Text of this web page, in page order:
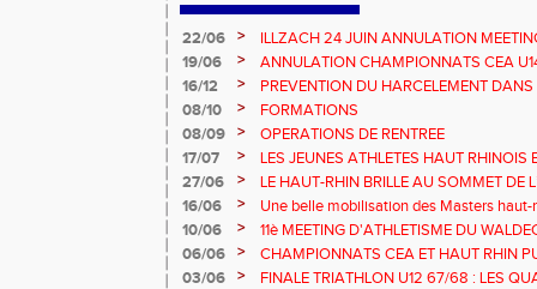
22/06 >
ILLZACH 24 JUIN ANNULATION
19/06
>
ANNULATION CHAMPIONNATS CEA
16/12
>
PREVENTION DU HARCELEMENT
08/10
>
FORMATIONS
08/09
>
OPERATIONS DE RENTREE
17/07
>
LES JEUNES ATHLETES HAUT RHINOIS
CHAMPIONNATS DE FRANCE AVENIR
27/06 >
LE HAUT-RHIN BRILLE AU SOMMET DE
!
16/06 >
Une belle mobilisation des Masters haut-
Championnats Grand Est 2025
10/06 >
11è MEETING D'ATHLETISME DU
06/06
>
CHAMPIONNATS CEA ET HAUT RHIN
03/06
>
FINALE TRIATHLON U12 67/68 : LES